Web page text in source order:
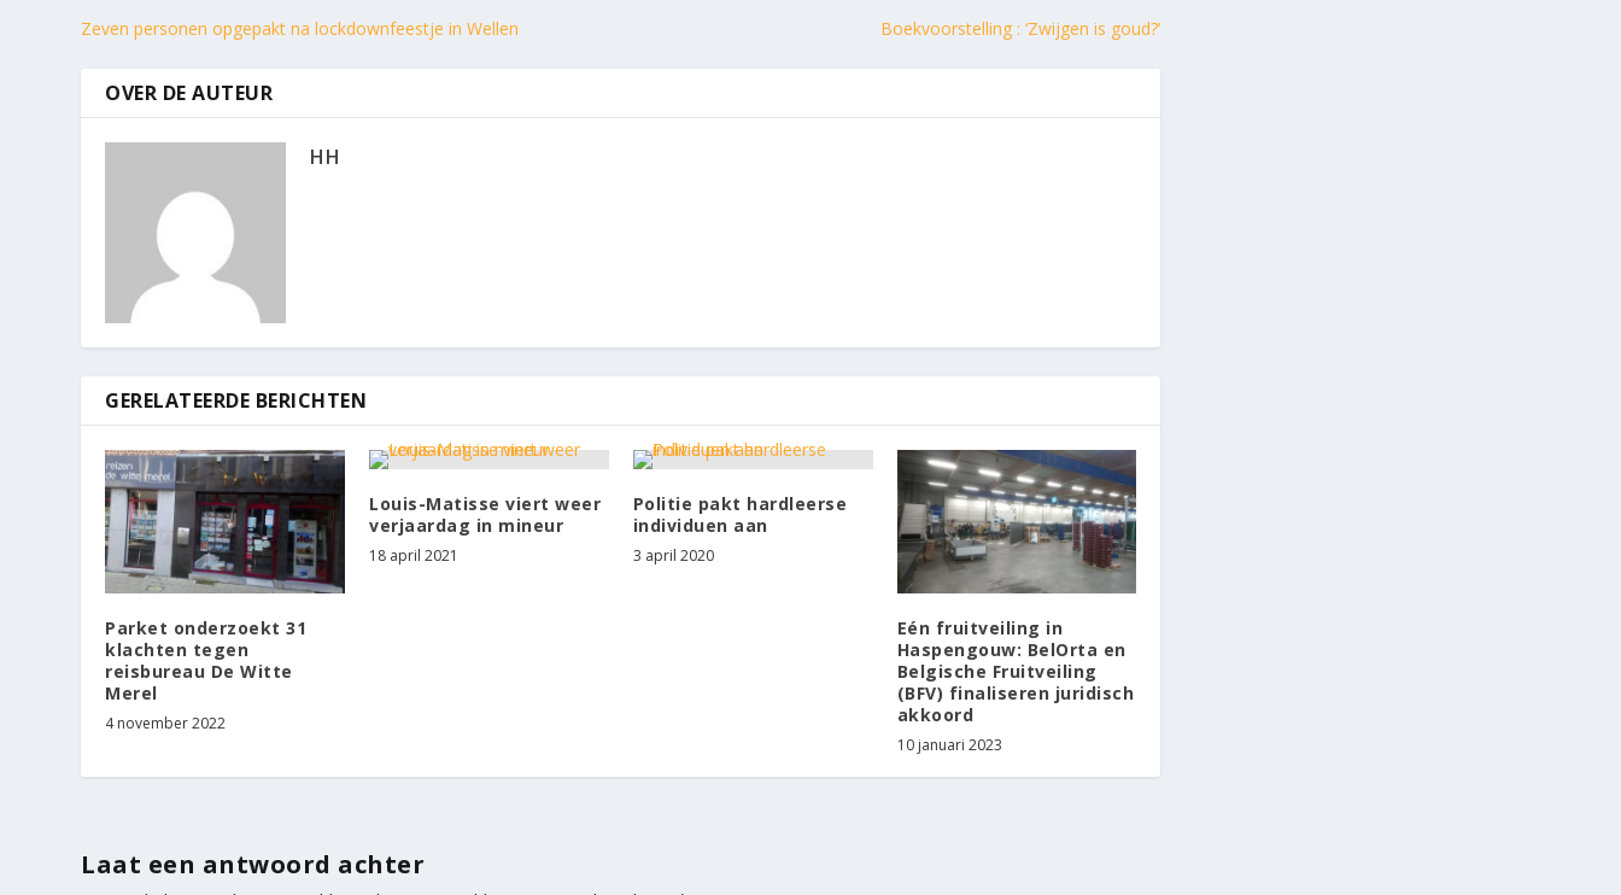
Zeven personen opgepakt na lockdownfeestje in Wellen Boekvoorstelling : ‘Zwijgen is goud?’
OVER DE AUTEUR
HH
GERELATEERDE BERICHTEN
Parket onderzoekt 31
klachten tegen
reisbureau De Witte
Merel
4 november 2022
Louis-Matisse viert weer
verjaardag in mineur
18 april 2021
Politie pakt hardleerse
individuen aan
3 april 2020
Eén fruitveiling in
Haspengouw: BelOrta en
Belgische Fruitveiling
(BFV) finaliseren juridisch
akkoord
10 januari 2023
Laat een antwoord achter